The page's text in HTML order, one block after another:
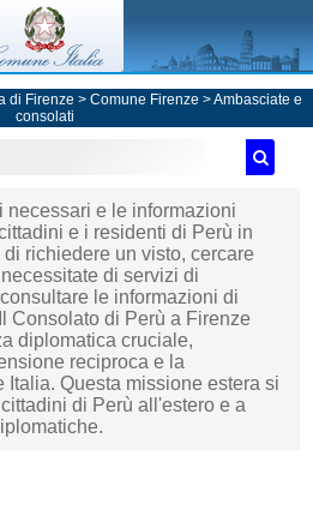
di Firenze > Comune Firenze >Ambasciate e
consolati
necessari e le informazioni
e i residenti di Perù in
richiedere un visto, cercare
di servizi di
le informazioni di
Consolato di Perù a Firenze
diplomatica cruciale,
reciproca e la
Italia. Questa missione estera si
di Perù all'estero e a